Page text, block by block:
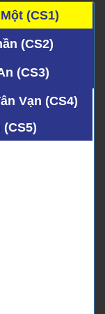
(CS1)
(CS2)
(CS3)
Vạn (CS4)